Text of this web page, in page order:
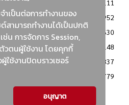
ำเป็นต่อการทำงานของ
ต์สามารถทำงานได้เป็นปกติ
น การจัดการ Session,
ตนผู้ใช้งาน โดยคุกกี้
ใช้งานปิดบราวเซอร์
อนุญาต
2111
1952
นการจัดซื้อจัดจ้าง
1630
1148
837
779